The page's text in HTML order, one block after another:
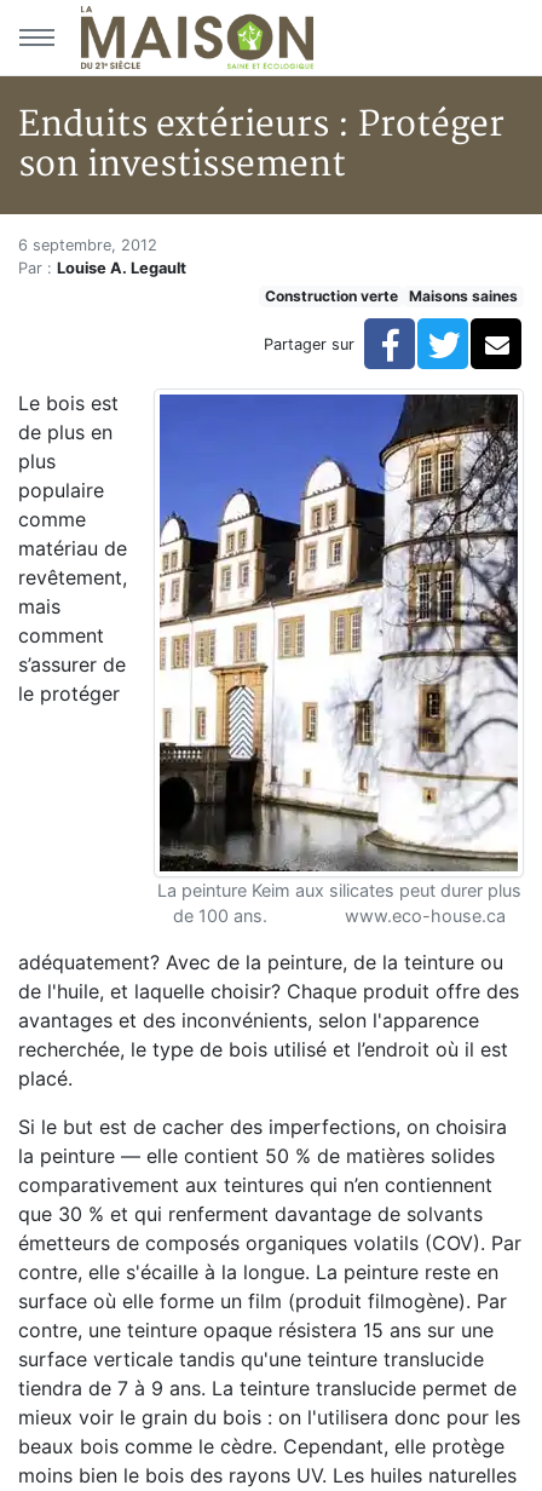
Aller au menu principal
Aller au contenu principal
Enduits extérieurs : Protéger
son investissement
Accueil
Articles
Hypersensibilités environnementales
Enduits extérieurs : Protéger son investissement
Enduits extérieurs : Protéger
6 septembre, 2012
Par : Louise A. Legault
Construction verte
Maisons saines
Partager sur Facebook
La peinture Keim aux silicates peut durer plus
de 100 ans. www.eco-house.ca
Le bois est
de plus en
plus
populaire
comme
matériau de
revêtement,
mais
comment
s’assurer de
le protéger
adéquatement? Avec de la peinture, de la teinture ou
de l'huile, et laquelle choisir? Chaque produit offre des
avantages et des inconvénients, selon l'apparence
recherchée, le type de bois utilisé et l’endroit où il est
placé.
Si le but est de cacher des imperfections, on choisira
la peinture — elle contient 50 % de matières solides
comparativement aux teintures qui n’en contiennent
que 30 % et qui renferment davantage de solvants
émetteurs de composés organiques volatils (COV). Par
contre, elle s'écaille à la longue. La peinture reste en
surface où elle forme un film (produit filmogène). Par
contre, une teinture opaque résistera 15 ans sur une
surface verticale tandis qu'une teinture translucide
tiendra de 7 à 9 ans. La teinture translucide permet de
mieux voir le grain du bois : on l'utilisera donc pour les
beaux bois comme le cèdre. Cependant, elle protège
moins bien le bois des rayons UV. Les huiles naturelles